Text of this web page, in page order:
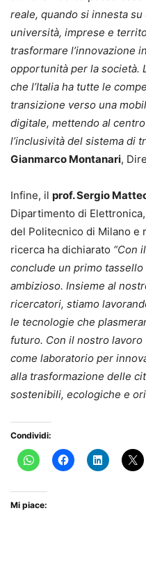
reale, quando si innesta
università, imprese e
trasformare l’innovazione
opportunità per la società.
che l’Italia ha tutte le
transizione verso una
digitale, mettendo al
l’inclusività del sistema di
Gianmarco Montanari,
Infine, il prof. Sergio
Dipartimento di
del Politecnico di Milano e
ricerca ha dichiarato “Con
conclude un primo
ambizioso. Insieme al
ricercatori, stiamo
le tecnologie che
futuro. Con il nostro lavoro
come laboratorio per
alla trasformazione delle
sostenibili, ecologiche e
Condividi:
Mi piace: